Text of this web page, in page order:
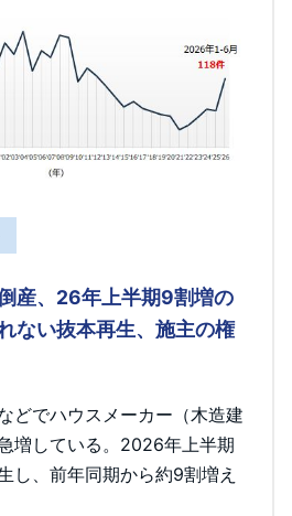
産、26年上半期9割増の
い抜本再生、施主の権
どでハウスメーカー（木造建
増している。2026年上半期
し、前年同期から約9割増え